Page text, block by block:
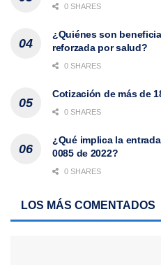
0 SHARES
¿Quiénes son
reforzada por salud?
0 SHARES
Cotización de más de
0 SHARES
¿Qué implica la
0085 de 2022?
0 SHARES
LOS MÁS COMENTADOS